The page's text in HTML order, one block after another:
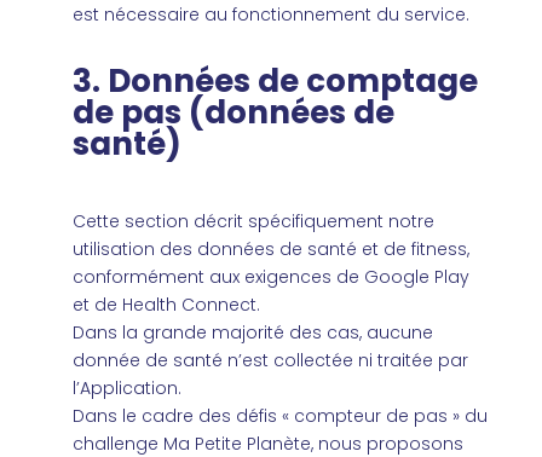
est nécessaire au fonctionnement du service.
3. Données de comptage
de pas (données de
santé)
Cette section décrit spécifiquement notre
utilisation des données de santé et de fitness,
conformément aux exigences de Google Play
et de Health Connect.
Dans la grande majorité des cas, aucune
donnée de santé n’est collectée ni traitée par
l’Application.
Dans le cadre des défis « compteur de pas » du
challenge Ma Petite Planète, nous proposons